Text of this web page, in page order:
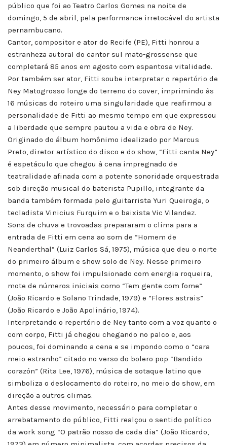
público que foi ao Teatro Carlos Gomes na noite de
domingo, 5 de abril, pela performance irretocável do artista
pernambucano.
Cantor, compositor e ator do Recife (PE), Fitti honrou a
estranheza autoral do cantor sul mato-grossense que
completará 85 anos em agosto com espantosa vitalidade.
Por também ser ator, Fitti soube interpretar o repertório de
Ney Matogrosso longe do terreno do cover, imprimindo às
16 músicas do roteiro uma singularidade que reafirmou a
personalidade de Fitti ao mesmo tempo em que expressou
a liberdade que sempre pautou a vida e obra de Ney.
Originado do álbum homônimo idealizado por Marcus
Preto, diretor artístico do disco e do show, “Fitti canta Ney”
é espetáculo que chegou à cena impregnado de
teatralidade afinada com a potente sonoridade orquestrada
sob direção musical do baterista Pupillo, integrante da
banda também formada pelo guitarrista Yuri Queiroga, o
tecladista Vinicius Furquim e o baixista Vic Vilandez.
Sons de chuva e trovoadas prepararam o clima para a
entrada de Fitti em cena ao som de “Homem de
Neanderthal” (Luiz Carlos Sá, 1975), música que deu o norte
do primeiro álbum e show solo de Ney. Nesse primeiro
momento, o show foi impulsionado com energia roqueira,
mote de números iniciais como “Tem gente com fome”
(João Ricardo e Solano Trindade, 1979) e “Flores astrais”
(João Ricardo e João Apolinário, 1974).
Interpretando o repertório de Ney tanto com a voz quanto o
com corpo, Fitti já chegou chegando no palco e, aos
poucos, foi dominando a cena e se impondo como o “cara
meio estranho” citado no verso do bolero pop “Bandido
corazón” (Rita Lee, 1976), música de sotaque latino que
simboliza o deslocamento do roteiro, no meio do show, em
direção a outros climas.
Antes desse movimento, necessário para completar o
arrebatamento do público, Fitti realçou o sentido político
da work song “O patrão nosso de cada dia” (João Ricardo,